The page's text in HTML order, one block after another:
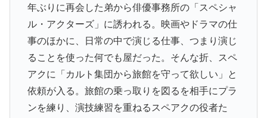
年ぶりに再会した弟から俳優事務所の「スペシャ
ル・アクターズ」に誘われる。映画やドラマの仕
事のほかに、日常の中で演じる仕事、つまり演じ
ることを使った何でも屋だった。そんな折、スペ
アクに「カルト集団から旅館を守って欲しい」と
依頼が入る。旅館の乗っ取りを図るを相手にプラ
ンを練り、演技練習を重ねるスペアクの役者た